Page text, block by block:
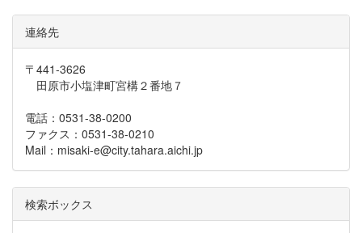
連絡先
〒441-3626
田原市小塩津町宮構２番地７
電話：0531-38-0200
ファクス：0531-38-0210
Mail：misaki-e@city.tahara.aichi.jp
検索ボックス